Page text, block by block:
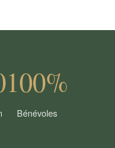
100%
Bénévoles